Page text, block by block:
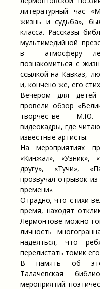
литературный час
жизнь и судьба»,
класса. Рассказы
мультимедийной
в атмосферу
познакомиться с
ссылкой на Кавказ,
и, кончено же, его
Вечером для детей
провели обзор
творчестве М.Ю.
видеокадры, где
известные артисты.
На мероприятиях
«Кинжал», «Узник»,
другу», «Тучи»,
прозвучал отрывок
времени».
Отрадно, что стихи
время, находят
Лермонтове можно
личность
надеяться, что
перелистать томик
В память об
Талачевская
мероприятий: